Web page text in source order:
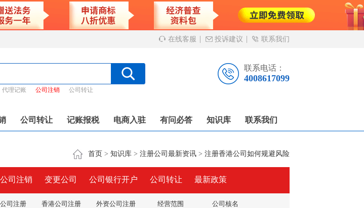
在线客服 投诉建议 联系我们
代理记账 公司注销 公司转让
联系电话：
4008617099
公司转让 记账报税 电商入驻 有问必答 知识库 联系我们
首页 > 知识库 > 注册公司最新资讯 > 注册香港公司如何规避风险
公司注销 变更公司 公司银行开户 公司转让 最新政策
司注册 香港公司注册 外资公司注册 经营范围
公司核名